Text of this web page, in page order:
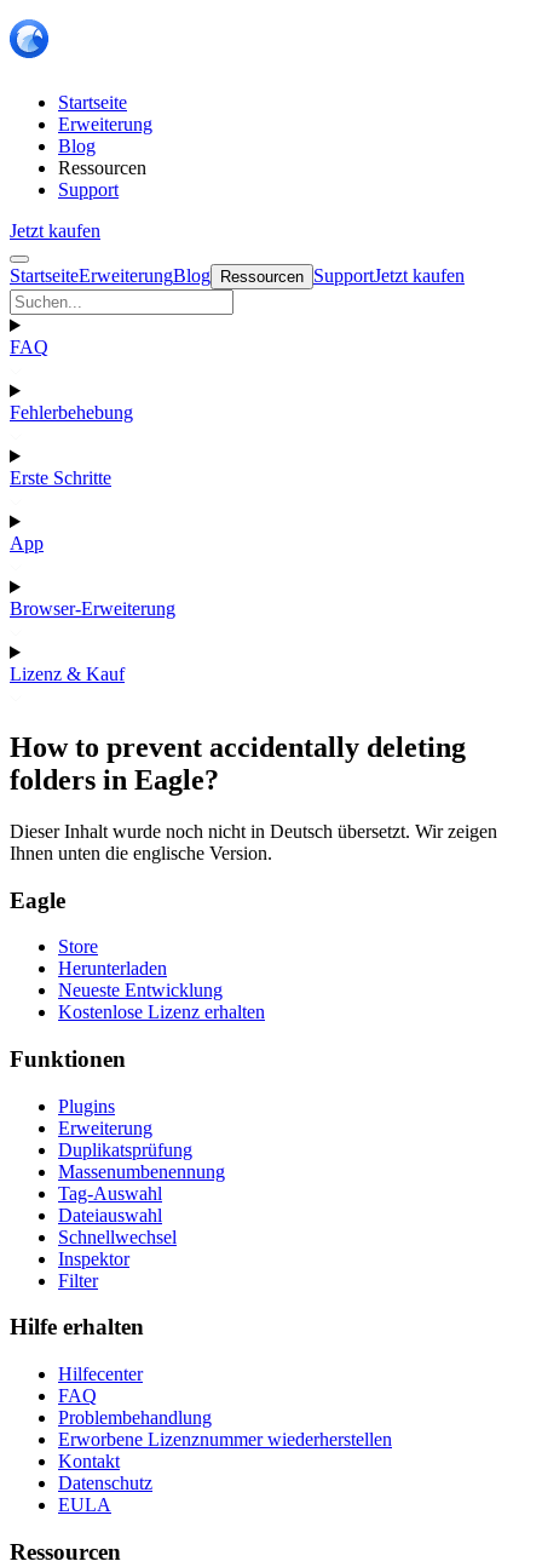
Startseite
Erweiterung
Blog
Ressourcen
Support
Jetzt kaufen
StartseiteErweiterungBlog Ressourcen SupportJetzt kaufen
FAQ
Fehlerbehebung
Erste Schritte
App
Browser-Erweiterung
Lizenz & Kauf
How to prevent accidentally deleting
folders in Eagle?
Dieser Inhalt wurde noch nicht in Deutsch übersetzt. Wir zeigen
Ihnen unten die englische Version.
Eagle
Store
Herunterladen
Neueste Entwicklung
Kostenlose Lizenz erhalten
Funktionen
Plugins
Erweiterung
Duplikatsprüfung
Massenumbenennung
Tag-Auswahl
Dateiauswahl
Schnellwechsel
Inspektor
Filter
Hilfe erhalten
Hilfecenter
FAQ
Problembehandlung
Erworbene Lizenznummer wiederherstellen
Kontakt
Datenschutz
EULA
Ressourcen